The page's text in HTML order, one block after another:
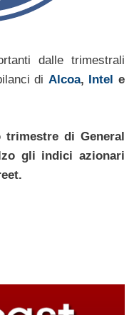
dalle trimestrali
di Alcoa, Intel e
di General
gli indici azionari